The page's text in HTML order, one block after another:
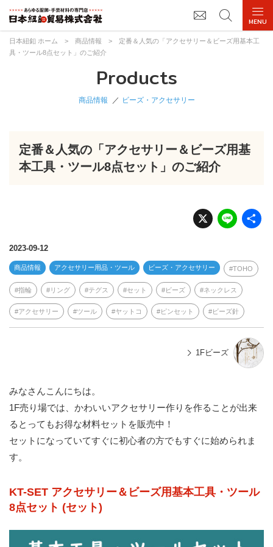
日本紐釦 ホーム > 商品情報 >
定番＆人気の「アクセサリー＆ビーズ用基本工
具・ツール8点セット」のご紹介
Products
商品情報 ビーズ・アクセサリー
定番＆人気の「アクセサリー＆ビーズ用基
本工具・ツール8点セット」のご紹介
X Li
n
2023-09-12
商品情報 アクセサリー用品・ツール ビーズ・アクセサリー TOHO
指輪 リング テグス セット ビーズ ネックレス
アクセサリー ツール ヤットコ ピンセット ビーズ針
1Fビーズ
みなさんこんにちは。
1F売り場では、かわいいアクセサリー作りを作ることが出来
るとってもお得な材料セットを販売中！
セットになっていてすぐに初心者の方でもすぐに始められま
す。
KT-SET アクセサリー＆ビーズ用基本工具・ツール
8点セット (セット)